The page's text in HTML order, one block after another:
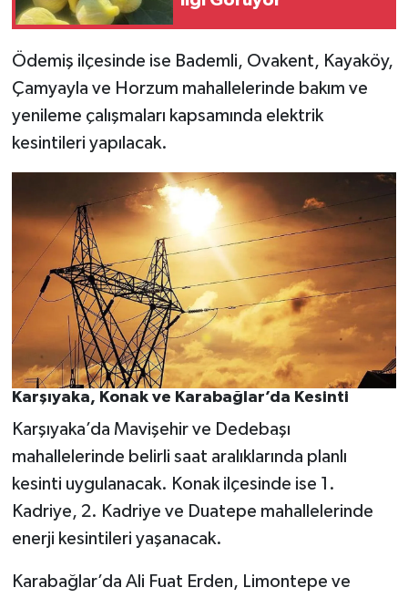
Ödemiş ilçesinde ise Bademli, Ovakent, Kayaköy,
Çamyayla ve Horzum mahallelerinde bakım ve
yenileme çalışmaları kapsamında elektrik
kesintileri yapılacak.
Karşıyaka, Konak ve Karabağlar’da Kesinti
Karşıyaka’da Mavişehir ve Dedebaşı
mahallelerinde belirli saat aralıklarında planlı
kesinti uygulanacak. Konak ilçesinde ise 1.
Kadriye, 2. Kadriye ve Duatepe mahallelerinde
enerji kesintileri yaşanacak.
Karabağlar’da Ali Fuat Erden, Limontepe ve